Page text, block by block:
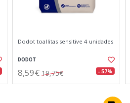
Dodot toallitas sensitive 4 unidades
DODOT
8,59€ 19,75€ - 57%